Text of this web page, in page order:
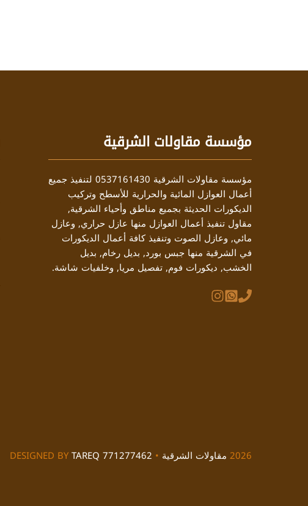
مؤسسة مقاولات الشرقية
مؤسسة مقاولات الشرقية 0537161430 لتنفيذ جميع
أعمال العوازل المائية والحرارية للأسطح وتركيب
الديكورات الحديثة بجميع مناطق وأحياء الشرقية,
مقاول تنفيذ أعمال العوازل منها عازل حراري, وعازل
مائي, وعازل الصوت وتنفيذ كافة أعمال الديكورات
في الشرقية منها جبس بورد, بديل رخام, بديل
الخشب, ديكورات فوم, تفصيل مريا, وخلفيات شاشة.
2026 مقاولات الشرقية • DESIGNED BY
TAREQ 771277462